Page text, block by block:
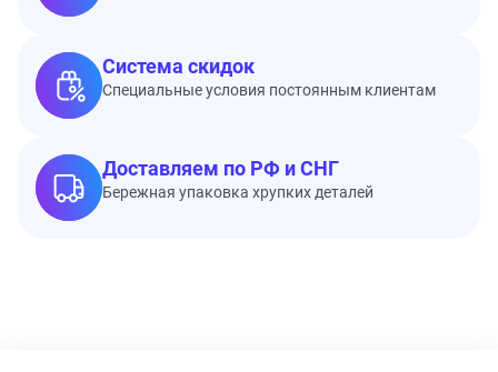
Система скидок
Специальные условия постоянным клиентам
Доставляем по РФ и СНГ
Бережная упаковка хрупких деталей